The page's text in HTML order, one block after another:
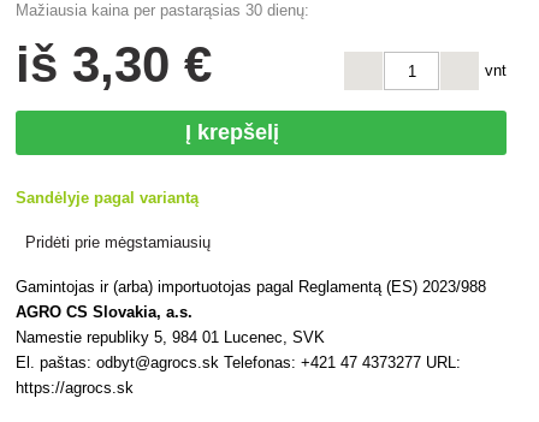
Mažiausia kaina per pastarąsias 30 dienų:
iš 3,30 € vnt
Į krepšelį
Sandėlyje pagal variantą
Pridėti prie mėgstamiausių
Gamintojas ir (arba) importuotojas pagal Reglamentą (ES) 2023/988
AGRO CS Slovakia, a.s.
Namestie republiky 5, 984 01 Lucenec, SVK
El. paštas: odbyt@agrocs.sk Telefonas: +421 47 4373277 URL:
https://agrocs.sk